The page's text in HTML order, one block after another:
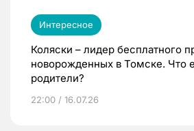
Интересное
Коляски – лидер бесплатного
новорожденных в Томске. Что
родители?
22:00 / 16.07.26